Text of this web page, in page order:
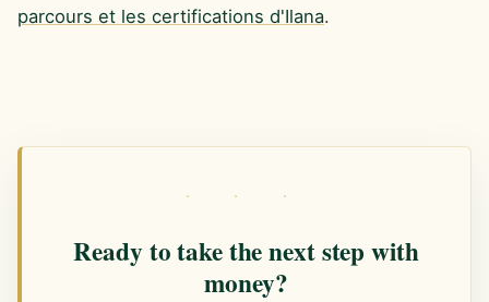
parcours et les certifications d'Ilana.
· · ·
Ready to take the next step with
money?